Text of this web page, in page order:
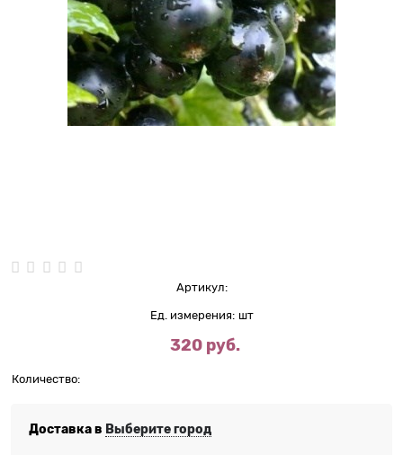
Артикул:
Ед. измерения: шт
320 руб.
Количество:
Доставка в Выберите город